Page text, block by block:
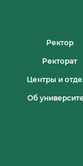
Ректор
Ректорат
Центры и
Об